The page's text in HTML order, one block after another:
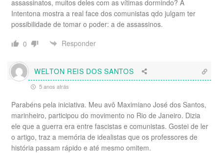
assassinatos, muitos deles com as vítimas dormindo? A
Intentona mostra a real face dos comunistas qdo julgam ter
possibilidade de tomar o poder: a de assassinos.
0
Responder
WELTON REIS DOS SANTOS
5 anos atrás
Parabéns pela iniciativa. Meu avô Maximiano José dos Santos,
marinheiro, participou do movimento no Rio de Janeiro. Dizia
ele que a guerra era entre fascistas e comunistas. Gostei de ler
o artigo, traz a memória de idealistas que os professores de
história passam rápido e até mesmo omitem.